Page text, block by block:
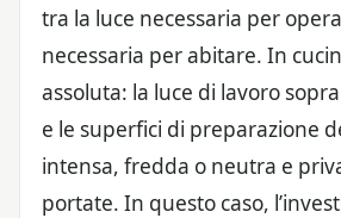
tra la luce necessaria per
necessaria per abitare. In
assoluta: la luce di lavoro
e le superfici di preparazione
intensa, fredda o neutra e
portate. In questo caso,